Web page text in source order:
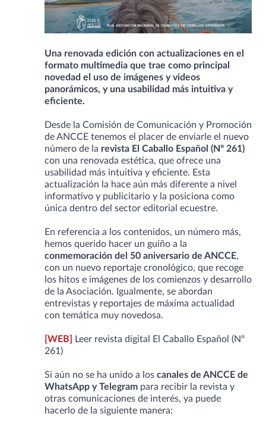
Una renovada edición con actualizaciones en el
formato multimedia que trae como principal
novedad el uso de imágenes y videos
panorámicos, y una usabilidad más intuitiva y
eficiente.
Desde la Comisión de Comunicación y Promoción
de ANCCE tenemos el placer de enviarle el nuevo
número de la revista El Caballo Español (Nº 261)
con una renovada estética, que ofrece una
usabilidad más intuitiva y eficiente. Esta
actualización la hace aún más diferente a nivel
informativo y publicitario y la posiciona como
única dentro del sector editorial ecuestre.
En referencia a los contenidos, un número más,
hemos querido hacer un guiño a la
conmemoración del 50 aniversario de ANCCE,
con un nuevo reportaje cronológico, que recoge
los hitos e imágenes de los comienzos y desarrollo
de la Asociación. Igualmente, se abordan
entrevistas y reportajes de máxima actualidad
con temática muy novedosa.
[WEB]
Leer revista digital El Caballo Español (Nº
261)
Si aún no se ha unido a los canales de ANCCE de
WhatsApp y Telegram para recibir la revista y
otras comunicaciones de interés, ya puede
hacerlo de la siguiente manera: